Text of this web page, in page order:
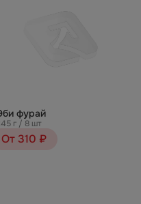
фурай
г / 8 шт
От 310 ₽